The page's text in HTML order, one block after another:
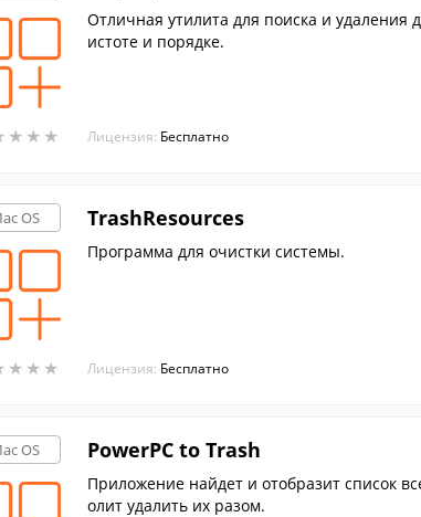
★ ★ ★
★ ★ ★
Отличная утилита для поиска и удаления
истоте и порядке.
Лицензия: Бесплатно
OS
★ ★ ★
★ ★ ★
TrashResources
Программа для очистки системы.
Лицензия: Бесплатно
OS PowerPC to Trash
Приложение найдет и отобразит список
олит удалить их разом.